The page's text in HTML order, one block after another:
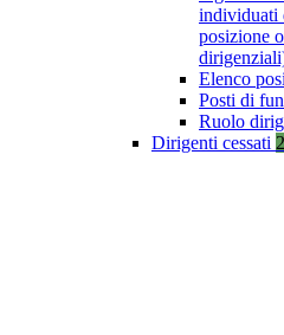
individuati
posizione
Elenco
Posti di
Ruolo
Dirigenti cessati 2